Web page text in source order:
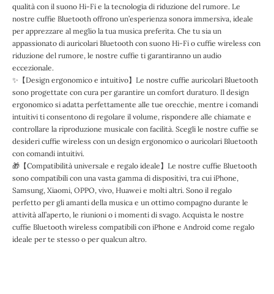
qualità con il suono Hi-Fi e la tecnologia di riduzione del rumore. Le
nostre cuffie Bluetooth offrono un’esperienza sonora immersiva, ideale
per apprezzare al meglio la tua musica preferita. Che tu sia un
appassionato di auricolari Bluetooth con suono Hi-Fi o cuffie wireless con
riduzione del rumore, le nostre cuffie ti garantiranno un audio
eccezionale.
✨【Design ergonomico e intuitivo】Le nostre cuffie auricolari Bluetooth
sono progettate con cura per garantire un comfort duraturo. Il design
ergonomico si adatta perfettamente alle tue orecchie, mentre i comandi
intuitivi ti consentono di regolare il volume, rispondere alle chiamate e
controllare la riproduzione musicale con facilità. Scegli le nostre cuffie se
desideri cuffie wireless con un design ergonomico o auricolari Bluetooth
con comandi intuitivi.
🎁【Compatibilità universale e regalo ideale】Le nostre cuffie Bluetooth
sono compatibili con una vasta gamma di dispositivi, tra cui iPhone,
Samsung, Xiaomi, OPPO, vivo, Huawei e molti altri. Sono il regalo
perfetto per gli amanti della musica e un ottimo compagno durante le
attività all’aperto, le riunioni o i momenti di svago. Acquista le nostre
cuffie Bluetooth wireless compatibili con iPhone e Android come regalo
ideale per te stesso o per qualcun altro.